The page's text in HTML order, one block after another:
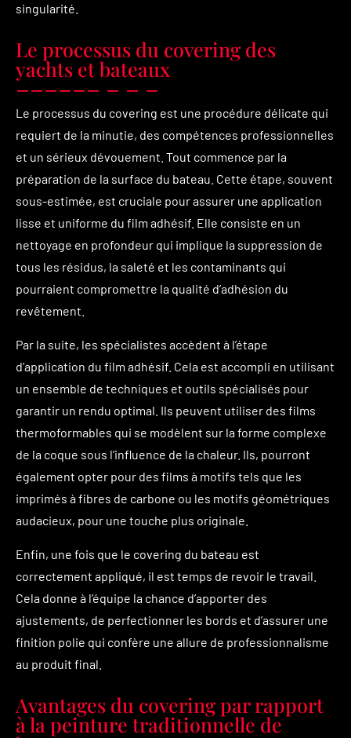
singularité.
Le processus du covering des
yachts et bateaux
Le processus du covering est une procédure délicate qui
requiert de la minutie, des compétences professionnelles
et un sérieux dévouement. Tout commence par la
préparation de la surface du bateau. Cette étape, souvent
sous-estimée, est cruciale pour assurer une application
lisse et uniforme du film adhésif. Elle consiste en un
nettoyage en profondeur qui implique la suppression de
tous les résidus, la saleté et les contaminants qui
pourraient compromettre la qualité d’adhésion du
revêtement.
Par la suite, les spécialistes accèdent à l’étape
d’application du film adhésif. Cela est accompli en utilisant
un ensemble de techniques et outils spécialisés pour
garantir un rendu optimal. Ils peuvent utiliser des films
thermoformables qui se modèlent sur la forme complexe
de la coque sous l’influence de la chaleur. Ils, pourront
également opter pour des films à motifs tels que les
imprimés à fibres de carbone ou les motifs géométriques
audacieux, pour une touche plus originale.
Enfin, une fois que le covering du bateau est
correctement appliqué, il est temps de revoir le travail.
Cela donne à l’équipe la chance d’apporter des
ajustements, de perfectionner les bords et d’assurer une
finition polie qui confère une allure de professionnalisme
au produit final.
Avantages du covering par rapport
à la peinture traditionnelle de